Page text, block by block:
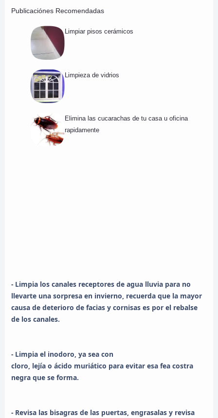
Publicaciónes Recomendadas
Limpiar pisos cerámicos
Limpieza de vidrios
Elimina las cucarachas de tu casa u oficina
rapidamente
- Limpia los canales receptores de agua lluvia para no
llevarte una sorpresa en invierno, recuerda que la mayor
causa de deterioro de facias y cornisas es por el rebalse
de los canales.
- Limpia el inodoro, ya sea con
cloro, lejía o ácido muriático para evitar esa fea costra
negra que se forma.
- Revisa las bisagras de las puertas, engrasalas y revisa